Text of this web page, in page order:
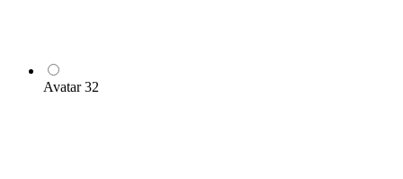
Avatar 32